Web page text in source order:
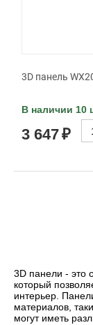
3D панель
В наличии 10
3 647₽
3D панели - это
который
интерьер.
материалов,
могут иметь